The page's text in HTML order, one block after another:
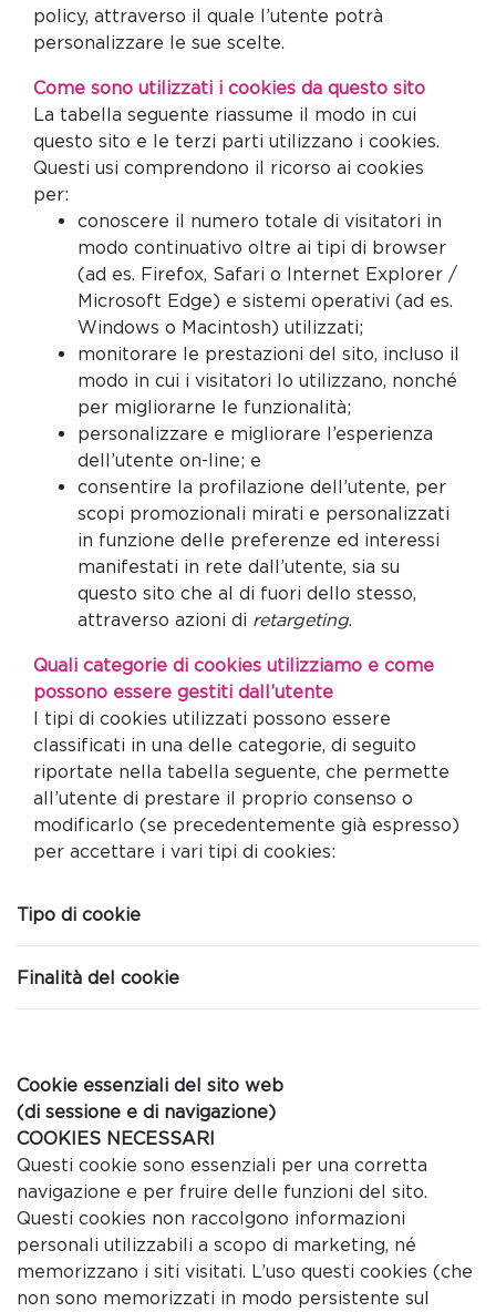
policy, attraverso il quale l’utente potrà
personalizzare le sue scelte.
Come sono utilizzati i cookies da questo sito
La tabella seguente riassume il modo in cui
questo sito e le terzi parti utilizzano i cookies.
Questi usi comprendono il ricorso ai cookies
per:
conoscere il numero totale di visitatori in
modo continuativo oltre ai tipi di browser
(ad es. Firefox, Safari o Internet Explorer /
Microsoft Edge) e sistemi operativi (ad es.
Windows o Macintosh) utilizzati;
monitorare le prestazioni del sito, incluso il
modo in cui i visitatori lo utilizzano, nonché
per migliorarne le funzionalità;
personalizzare e migliorare l’esperienza
dell’utente on-line; e
consentire la profilazione dell’utente, per
scopi promozionali mirati e personalizzati
in funzione delle preferenze ed interessi
manifestati in rete dall’utente, sia su
questo sito che al di fuori dello stesso,
attraverso azioni di retargeting.
Quali categorie di cookies utilizziamo e come
possono essere gestiti dall’utente
I tipi di cookies utilizzati possono essere
classificati in una delle categorie, di seguito
riportate nella tabella seguente, che permette
all’utente di prestare il proprio consenso o
modificarlo (se precedentemente già espresso)
per accettare i vari tipi di cookies:
Tipo di cookie
Finalità del cookie
Cookie essenziali del sito web
(di sessione e di navigazione)
COOKIES NECESSARI
Questi cookie sono essenziali per una corretta
navigazione e per fruire delle funzioni del sito.
Questi cookies non raccolgono informazioni
personali utilizzabili a scopo di marketing, né
memorizzano i siti visitati. L’uso questi cookies (che
non sono memorizzati in modo persistente sul